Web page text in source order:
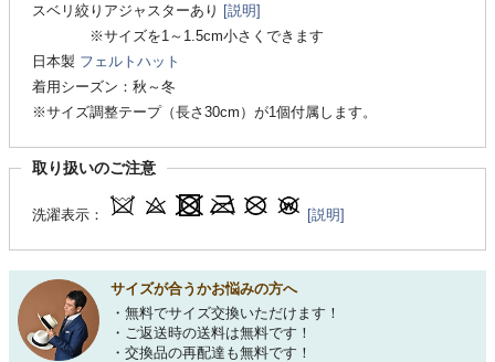
スベリ絞りアジャスターあり [説明]
※サイズを1～1.5cm小さくできます
日本製 フェルトハット
着用シーズン：秋～冬
※サイズ調整テープ（長さ30cm）が1個付属します。
取り扱いのご注意
洗濯表示： [説明]
サイズが合うかお悩みの方へ
・無料でサイズ交換いただけます！
・ご返送時の送料は無料です！
・交換品の再配達も無料です！